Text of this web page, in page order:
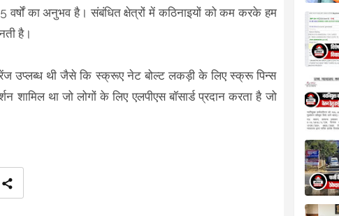
का अनुभव है। संबंधित क्षेत्रों में कठिनाइयों को कम करके हम
है।
उप्लब्ध थी जैसे कि स्क्रूए नेट बोल्ट लकड़ी के लिए स्क्रू पिन्स
था जो लोगों के लिए एलपीएस बॉसार्ड प्रदान करता है जो